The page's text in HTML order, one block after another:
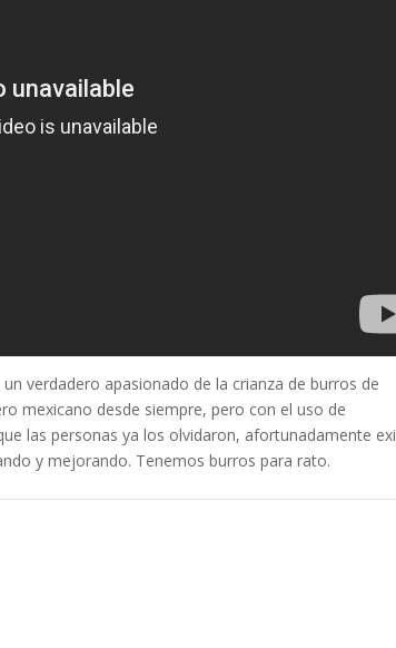
verdadero apasionado de la crianza de burros de
mexicano desde siempre, pero con el uso de
las personas ya los olvidaron, afortunadamente
y mejorando. Tenemos burros para rato.